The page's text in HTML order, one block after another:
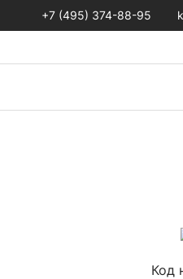
+7 (495) 374-88-95
Код